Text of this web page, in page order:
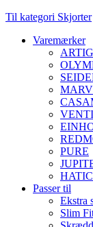
Til kategori Skjorter
Varemærker
VENTI
PURE
Passer til
Ekstra
Slim